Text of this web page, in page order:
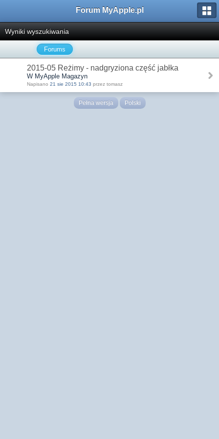
Forum MyApple.pl
Wyniki wyszukiwania
Forums
2015-05 Reżimy - nadgryziona część jabłka
W MyApple Magazyn
Napisano 21 sie 2015 10:43 przez tomasz
Pełna wersja Polski